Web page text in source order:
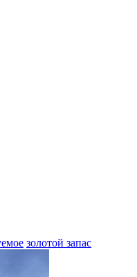
золотой запас